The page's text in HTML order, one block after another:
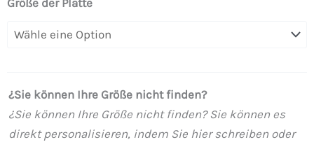
Größe der Platte
¿Sie können Ihre Größe nicht finden?
¿Sie können Ihre Größe nicht finden? Sie können es
direkt personalisieren, indem Sie hier schreiben oder
große
aus
Kunstharz
mit